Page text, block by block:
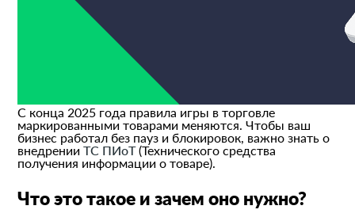
С конца 2025 года правила игры в торговле
маркированными товарами меняются. Чтобы ваш
бизнес работал без пауз и блокировок, важно знать о
внедренииТС ПИоТ(Технического средства
получения информации о товаре).
Что это такое и зачем оно нужно?